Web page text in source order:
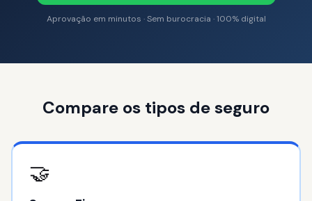
Aprovação em minutos · Sem burocracia · 100% digital
Compare os tipos de seguro
🤝